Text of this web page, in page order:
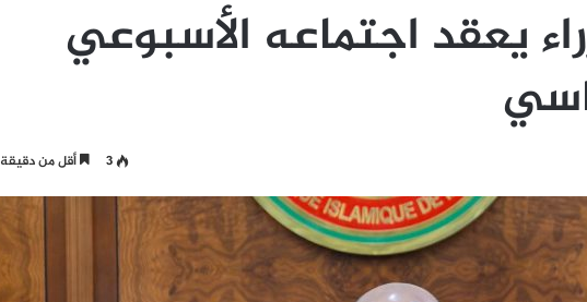
يعقد اجتماعه الأسبوعي
3 أقل من دقيقة